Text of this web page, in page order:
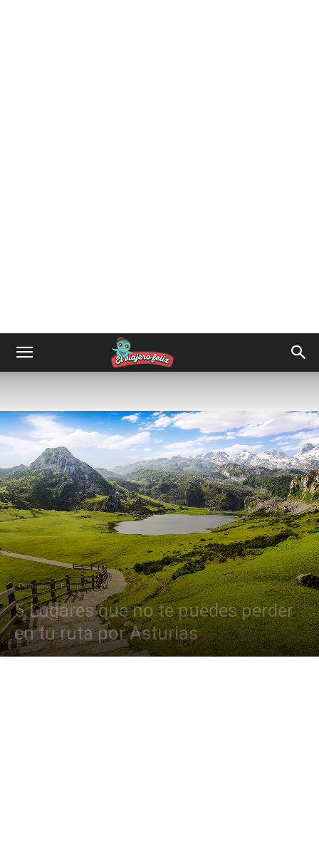
Destinos Europa
5 Lugares que no te puedes perder
en tu ruta por Asturias